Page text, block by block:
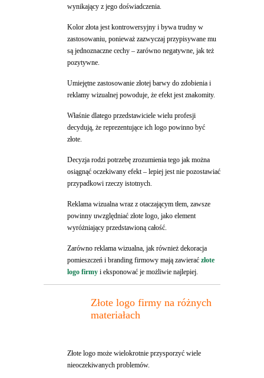
wynikający z jego doświadczenia.
Kolor złota jest kontrowersyjny i bywa trudny w
zastosowaniu, ponieważ zazwyczaj przypisywane mu
są jednoznaczne cechy – zarówno negatywne, jak też
pozytywne.
Umiejętne zastosowanie złotej barwy do zdobienia i
reklamy wizualnej powoduje, że efekt jest znakomity.
Właśnie dlatego przedstawiciele wielu profesji
decydują, że reprezentujące ich logo powinno być
złote.
Decyzja rodzi potrzebę zrozumienia tego jak można
osiągnąć oczekiwany efekt – lepiej jest nie pozostawiać
przypadkowi rzeczy istotnych.
Reklama wizualna wraz z otaczającym tłem, zawsze
powinny uwzględniać złote logo, jako element
wyróżniający przedstawioną całość.
Zarówno reklama wizualna, jak również dekoracja
pomieszczeń i branding firmowy mają zawierać złote
logo firmy i eksponować je możliwie najlepiej.
Złote logo firmy na różnych
materiałach
Złote logo może wielokrotnie przysporzyć wiele
nieoczekiwanych problemów.